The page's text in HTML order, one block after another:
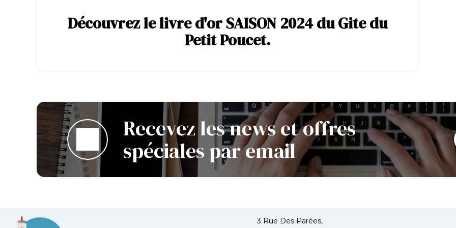
Découvrez le livre d'or SAISON 2024 du Gite du
Petit Poucet.
Recevez les news et offres
spéciales par email
3 Rue Des Parées,